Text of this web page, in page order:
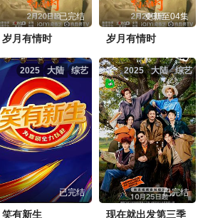
已完结
岁月有情时
更新至04集
岁月有情时
综艺
大陆
2025
已完结
笑有新生
综艺
大陆
2025
已完结
现在就出发第三季